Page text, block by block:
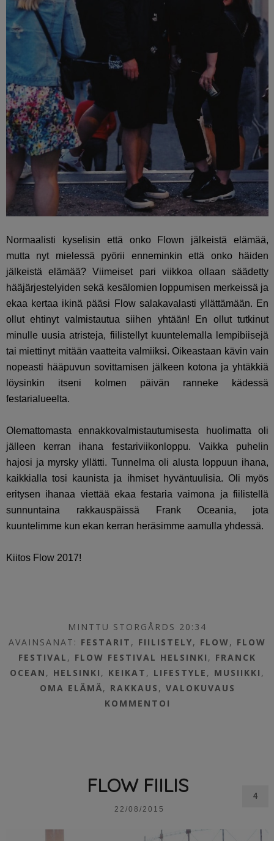
Normaalisti kyselisin että onko Flown jälkeistä elämää,
mutta nyt mielessä pyörii enneminkin että onko häiden
jälkeistä elämää? Viimeiset pari viikkoa ollaan säädetty
hääjärjestelyiden sekä kesälomien loppumisen merkeissä ja
ekaa kertaa ikinä pääsi Flow salakavalasti yllättämään. En
ollut ehtinyt valmistautua siihen yhtään! En ollut tutkinut
minulle uusia atristeja, fiilistellyt kuuntelemalla lempibiisejä
tai miettinyt mitään vaatteita valmiiksi. Oikeastaan kävin vain
nopeasti hääpuvun sovittamisen jälkeen kotona ja yhtäkkiä
löysinkin itseni kolmen päivän ranneke kädessä
festarialueelta.
Olemattomasta ennakkovalmistautumisesta huolimatta oli
jälleen kerran ihana festariviikonloppu. Vaikka puhelin
hajosi ja myrsky yllätti. Tunnelma oli alusta loppuun ihana,
kaikkialla tosi kaunista ja ihmiset hyväntuulisia. Oli myös
eritysen ihanaa viettää ekaa festaria vaimona ja fiilistellä
sunnuntaina rakkauspäissä Frank Oceania, jota
kuuntelimme kun ekan kerran heräsimme aamulla yhdessä.
Kiitos Flow 2017!
MINTTU STORGÅRDS 20:34
AVAINSANAT: FESTARIT , FIILISTELY, FLOW, FLOW
FESTIVAL , FLOW FESTIVAL HELSINKI , FRANCK
OCEAN , HELSINKI , KEIKAT , LIFESTYLE , MUSIIKKI ,
OMA ELÄMÄ, RAKKAUS , VALOKUVAUS
KOMMENTOI
FLOW FIILIS
22/08/2015
4